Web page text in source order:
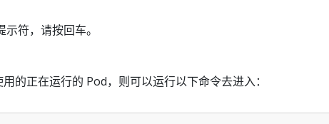
符，请按回车。
的正在运行的 Pod，则可以运行以下命令去进入：